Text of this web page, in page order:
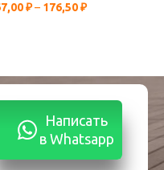
₽– 176,50₽
Написать
в Whatsapp